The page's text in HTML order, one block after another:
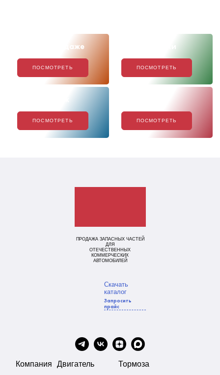
Скоро в продаже
ПОСМОТРЕТЬ ПОСМОТРЕТЬ
ПОСМОТРЕТЬ ПОСМОТРЕТЬ
ПРОДАЖА ЗАПАСНЫХ ЧАСТЕЙ
ДЛЯ
ОТЕЧЕСТВЕННЫХ
КОММЕРЧЕСКИХ
АВТОМОБИЛЕЙ
Скачать
каталог
Запросить
прайс
Компания
Двигатель
Тормоза